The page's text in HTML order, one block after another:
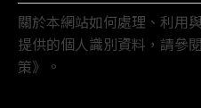
關於本網站如何處理、利用
提供的個人識別資料，請參
策》。